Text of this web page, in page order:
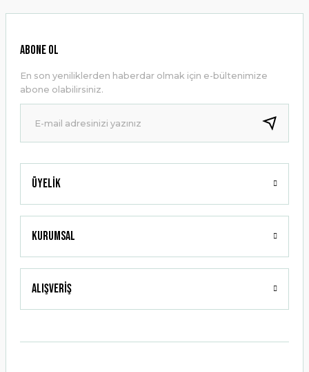
Ürün resmi kalitesiz, bozuk veya görüntülenemiyor.
Ürün bilgilerinde hatalar bulunuyor.
Ürün fiyatı diğer sitelerden daha pahalı.
Bu ürüne benzer farklı alternatifler olmalı.
Gönder
Üyelik
Kurumsal
Alışveriş
ABONE OL
En son yeniliklerden haberdar olmak için e-bültenimize
abone olabilirsiniz.